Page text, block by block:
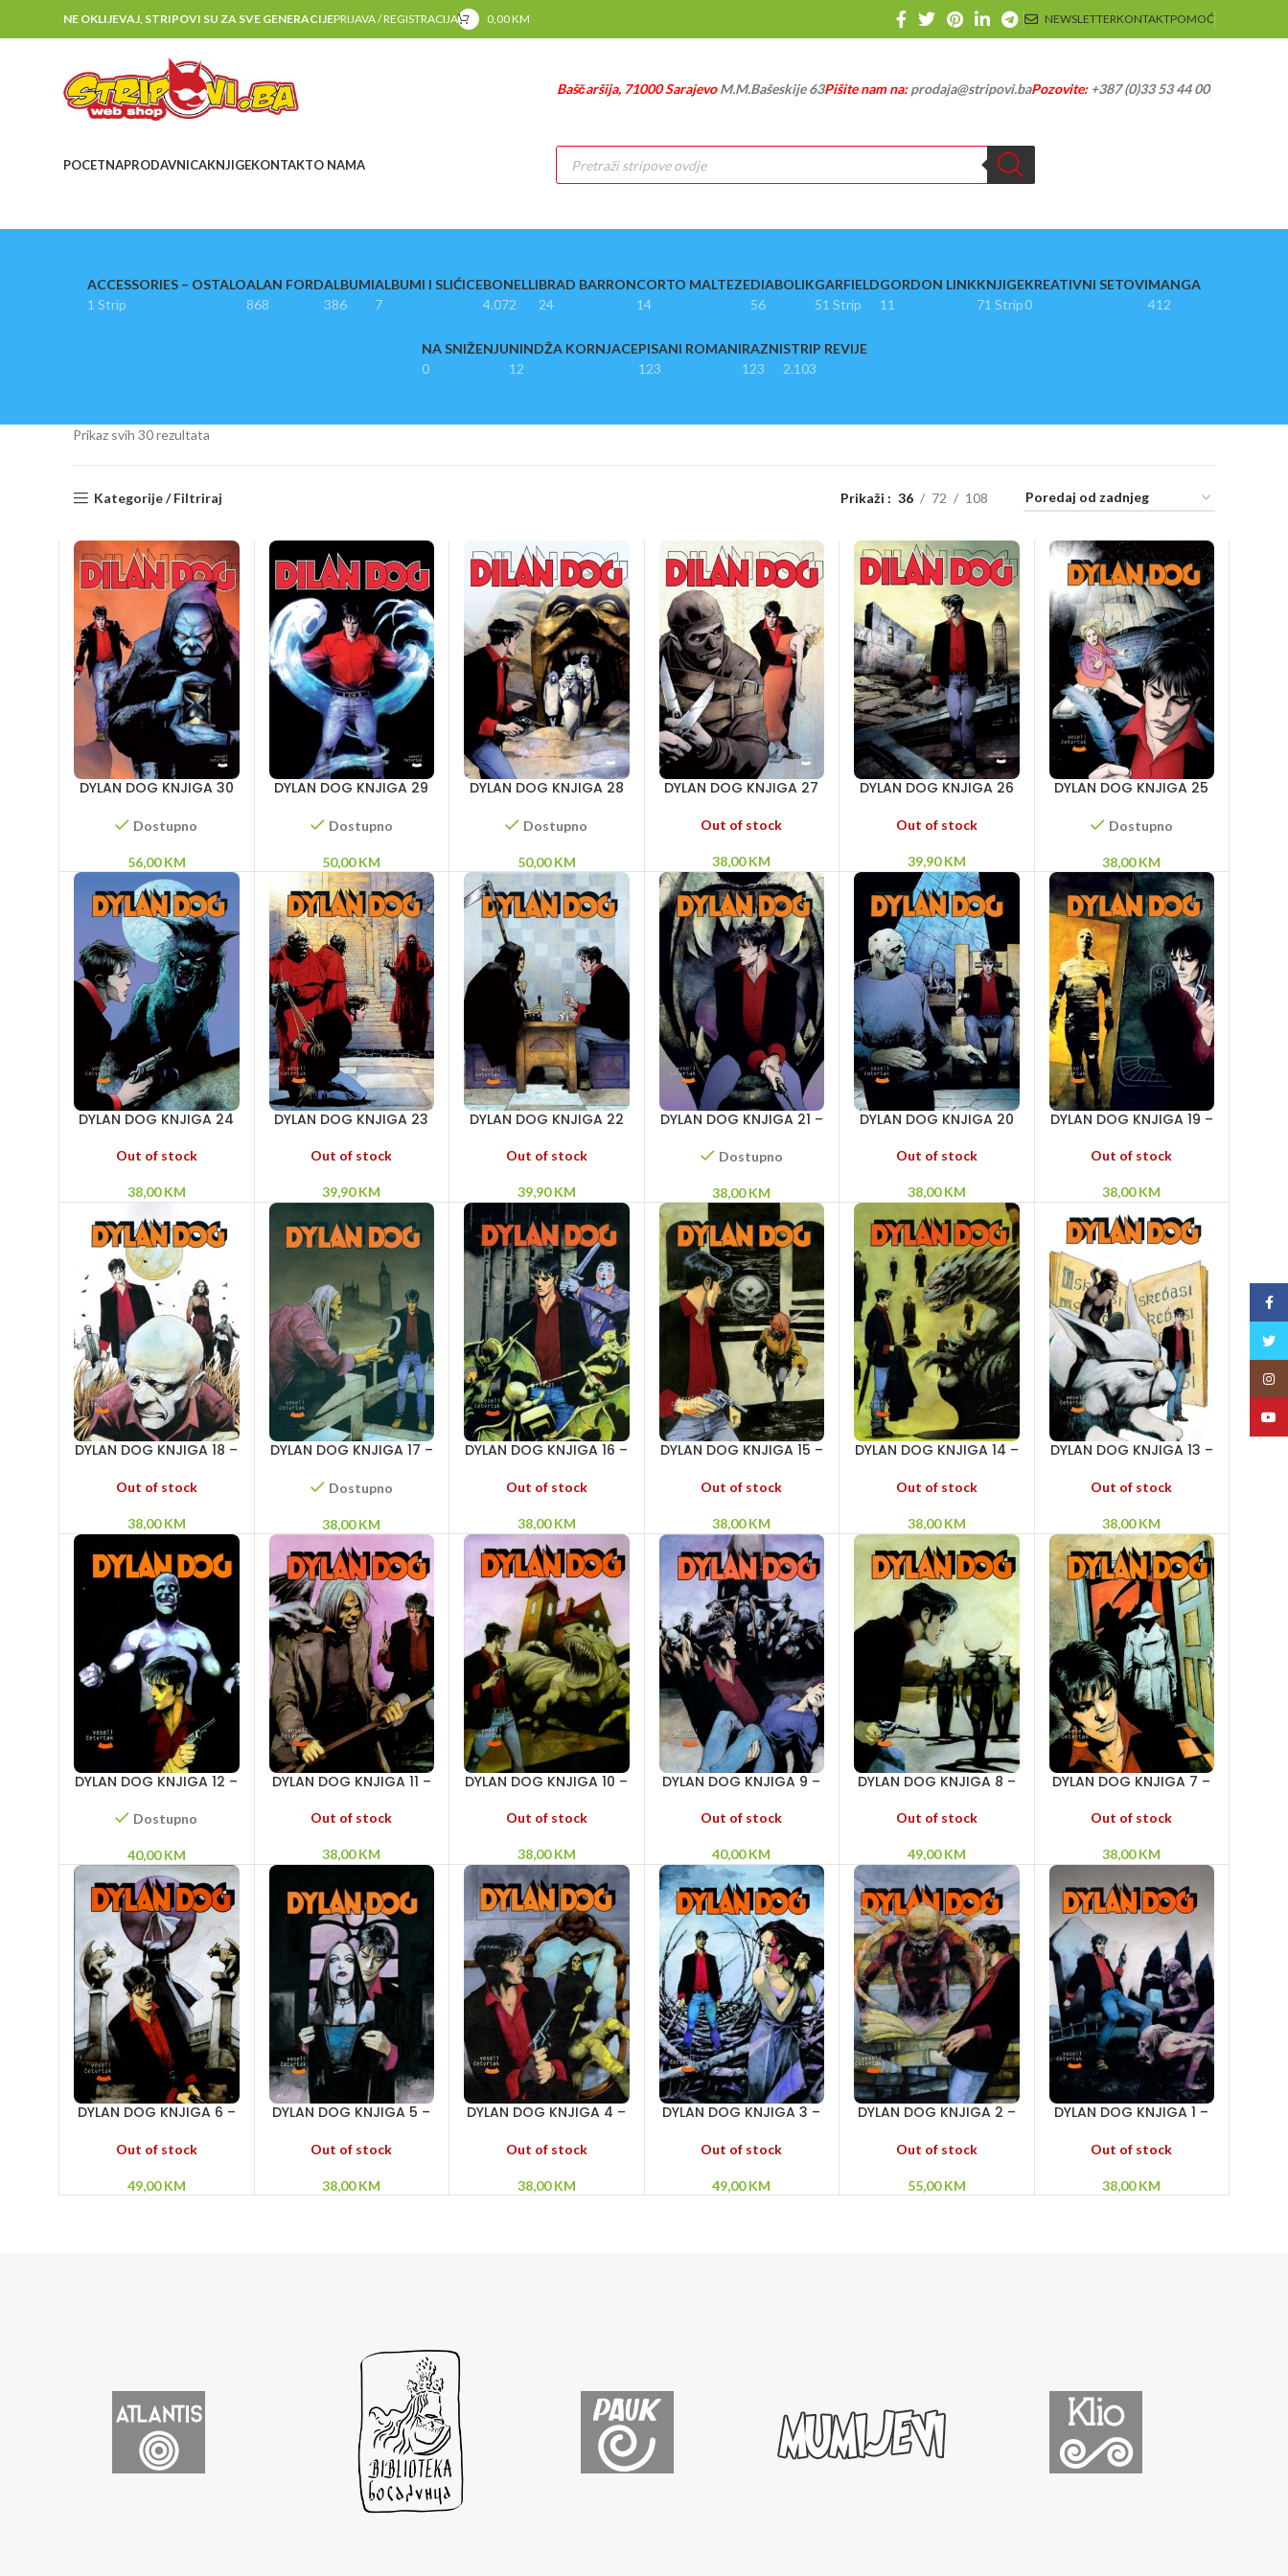
NE OKLIJEVAJ, STRIPOVI SU ZA SVE GENERACIJEPRIJAVA / REGISTRACIJA 0,00KM NEWSLETTERKONTAKTPOMOĆ
Baščaršija, 71000 SarajevoM.M.Bašeskije 63Pišite nam na:prodaja@stripovi.baPozovite:+387 (0)33 53 44 00
POCETNAPRODAVNICAKNJIGEKONTAKTO NAMA
Products
search
ACCESSORIES – OSTALO
1 Strip
ALAN FORD
868
ALBUMI
386
ALBUMI I SLIĆICE
7
BONELLI
4.072
BRAD BARRON
24
CORTO MALTEZE
14
DIABOLIK
56
GARFIELD
51 Strip
GORDON LINK
11
KNJIGE
71 Strip
KREATIVNI SETOVI
0
MANGA
412
NA SNIŽENJU
0
NINDŽA KORNJACE
12
PISANI ROMANI
123
RAZNI
123
STRIP REVIJE
2.103
Prikaz svih 30 rezultata
Kategorije / Filtriraj
Prikaži 36 72 108
DYLAN DOG KNJIGA 30
Vitezovi vremena –
Dostupno
56,00KM
DYLAN DOG KNJIGA 29
jednom ubogom
Dostupno
50,00KM
DYLAN DOG KNJIGA 28
Doktor Teror – Zed
Dostupno
50,00KM
DYLAN DOG KNJIGA 27
mozak – Džoni nakaza
Out of stock
38,00KM
DYLAN DOG KNJIGA 26
Poslednji čovek na
dolaze iz mraka
Out of stock
39,90KM
DYLAN DOG KNJIGA 25
pozdrav – Koljač
Dostupno
38,00KM
DYLAN DOG KNJIGA 24
Bogomoljkini zločini –
Out of stock
38,00KM
DYLAN DOG KNJIGA 23
– Utvara iz mraka – Lov
Out of stock
39,90KM
DYLAN DOG KNJIGA 22
Zver iz pećine – Partija
Out of stock
39,90KM
DYLAN DOG KNJIGA 21 –
Vampiri – Maelstrom
Dostupno
38,00KM
DYLAN DOG KNJIGA 20
Ljudi koji nestaju –
Out of stock
38,00KM
DYLAN DOG KNJIGA 19 –
Povratak u zonu
Out of stock
38,00KM
DYLAN DOG KNJIGA 18 –
tame – Delirijum
Out of stock
38,00KM
DYLAN DOG KNJIGA 17 –
granici vremena – Zlo
Dostupno
38,00KM
DYLAN DOG KNJIGA 16 –
krvlju – Raj užasa
Out of stock
38,00KM
DYLAN DOG KNJIGA 15 –
Odrazi smrti – Goblin
Out of stock
38,00KM
DYLAN DOG KNJIGA 14 –
Golkonda! – Hijena
Out of stock
38,00KM
DYLAN DOG KNJIGA 13 –
ništavila – Gospodar
Out of stock
38,00KM
DYLAN DOG KNJIGA 12 –
Košmar letnje noći
Dostupno
40,00KM
DYLAN DOG KNJIGA 11 –
– Džekil!
Out of stock
38,00KM
DYLAN DOG KNJIGA 10 –
grad spava –
Out of stock
38,00KM
DYLAN DOG KNJIGA 9 –
ponoći – Video sam
Out of stock
40,00KM
DYLAN DOG KNJIGA 8 –
Tajanstveno ostrvo –
Out of stock
49,00KM
DYLAN DOG KNJIGA 7 –
– Iz dubine – Prokleti
Out of stock
38,00KM
DYLAN DOG KNJIGA 6 –
u crnom – Kaljostro!
Out of stock
49,00KM
DYLAN DOG KNJIGA 5 –
Između života i smrti –
Out of stock
38,00KM
DYLAN DOG KNJIGA 4 –
Dijabolo – Ubica!
Out of stock
38,00KM
DYLAN DOG KNJIGA 3 –
Povratak čudovišta –
Out of stock
49,00KM
DYLAN DOG KNJIGA 2 –
– Demonska lepota
Out of stock
55,00KM
DYLAN DOG KNJIGA 1 –
Džek Trbosek – Noći
Out of stock
38,00KM